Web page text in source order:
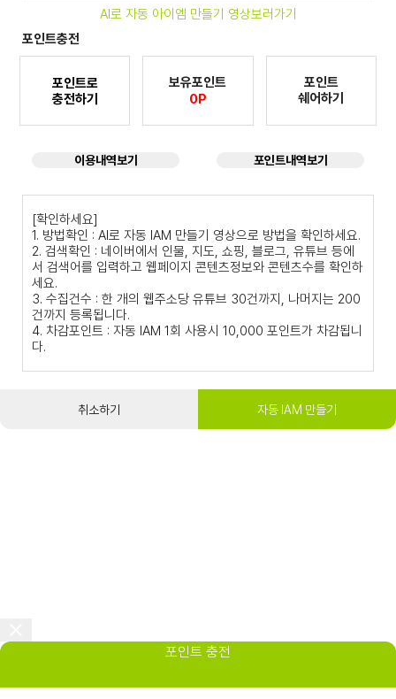
AI로 자동 아이엠 만들기 영상보러가기
포인트충전
포인트로
충전하기
보유포인트
0P
포인트
쉐어하기
이용내역보기 포인트내역보기
[확인하세요]
1. 방법확인 : AI로 자동 IAM 만들기 영상으로 방법을 확인하세요.
2. 검색확인 : 네이버에서 인물, 지도, 쇼핑, 블로그, 유튜브 등에
서 검색어를 입력하고 웹페이지 콘텐츠정보와 콘텐츠수를 확인하
세요.
3. 수집건수 : 한 개의 웹주소당 유튜브 30건까지, 나머지는 200
건까지 등록됩니다.
4. 차감포인트 : 자동 IAM 1회 사용시 10,000 포인트가 차감됩니
다.
취소하기 자동 IAM 만들기
포인트 충전